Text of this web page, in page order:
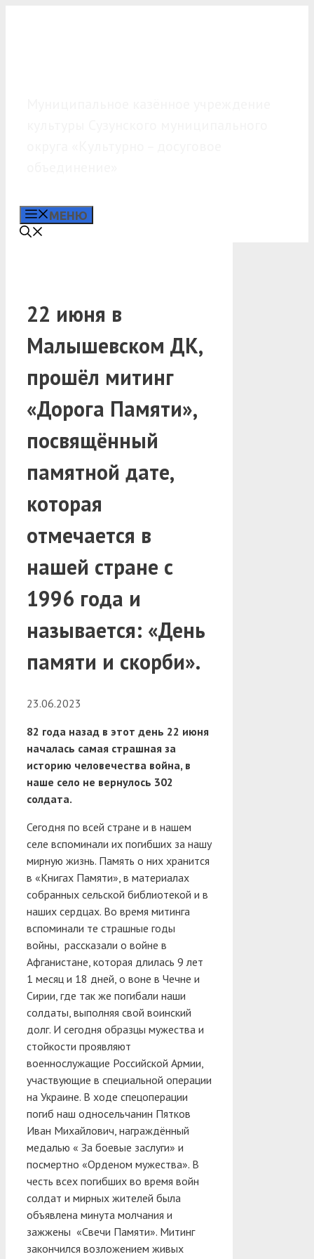
МЕНЮ
22 июня в
Малышевском ДК,
прошёл митинг
«Дорога Памяти»,
посвящённый
памятной дате,
которая
отмечается в
нашей стране с
1996 года и
называется: «День
памяти и скорби».
23.06.2023
82 года назад в этот день 22 июня
началась самая страшная за
историю человечества война, в
наше село не вернулось 302
солдата.
Сегодня по всей стране и в нашем
селе вспоминали их погибших за нашу
мирную жизнь. Память о них хранится
в «Книгах Памяти», в материалах
собранных сельской библиотекой и в
наших сердцах. Во время митинга
вспоминали те страшные годы
войны, рассказали о войне в
Афганистане, которая длилась 9 лет
1 месяц и 18 дней, о воне в Чечне и
Сирии, где так же погибали наши
солдаты, выполняя свой воинский
долг. И сегодня образцы мужества и
стойкости проявляют
военнослужащие Российской Армии,
участвующие в специальной операции
на Украине. В ходе спецоперации
погиб наш односельчанин Пятков
Иван Михайлович, награждённый
медалью « За боевые заслуги» и
посмертно «Орденом мужества». В
честь всех погибших во время войн
солдат и мирных жителей была
объявлена минута молчания и
зажжены «Свечи Памяти». Митинг
закончился возложением живых